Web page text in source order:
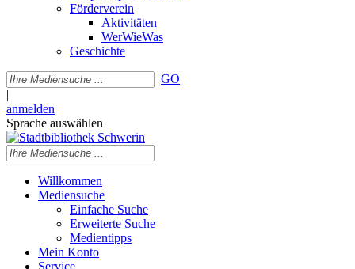
Förderverein
Aktivitäten
WerWieWas
Geschichte
GO
|
anmelden
Sprache auswählen
Willkommen
Mediensuche
Einfache Suche
Erweiterte Suche
Medientipps
Mein Konto
Service